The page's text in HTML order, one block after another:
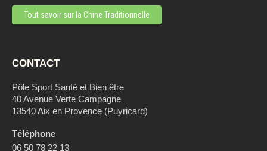
Tout savoir sur la Chine Traditionnelle
CONTACT
Pôle Sport Santé et Bien être
40 Avenue Verte Campagne
13540 Aix en Provence (Puyricard)
Téléphone
06 50 78 22 13